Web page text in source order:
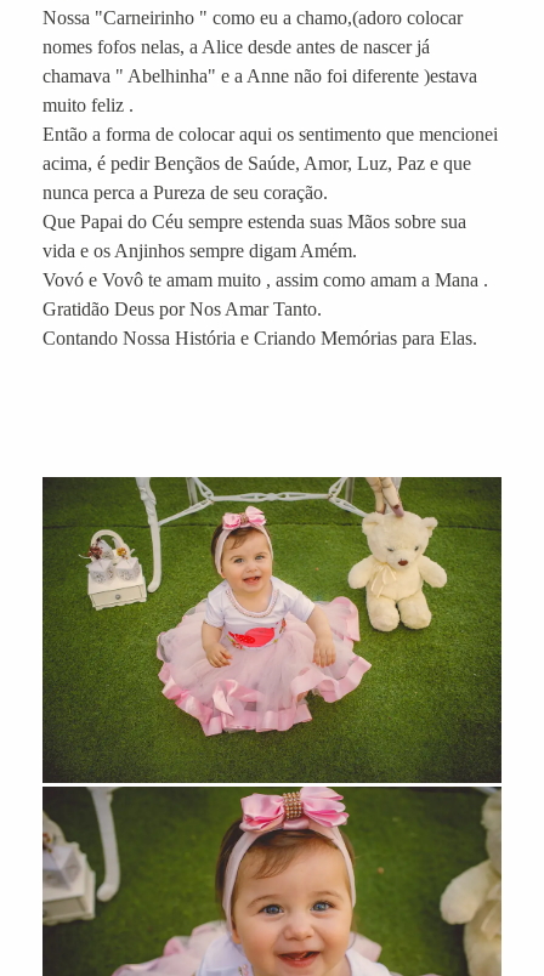
Nossa "Carneirinho " como eu a chamo,(adoro colocar
nomes fofos nelas, a Alice desde antes de nascer já
chamava " Abelhinha" e a Anne não foi diferente )estava
muito feliz .
Então a forma de colocar aqui os sentimento que mencionei
acima, é pedir Bençãos de Saúde, Amor, Luz, Paz e que
nunca perca a Pureza de seu coração.
Que Papai do Céu sempre estenda suas Mãos sobre sua
vida e os Anjinhos sempre digam Amém.
Vovó e Vovô te amam muito , assim como amam a Mana .
Gratidão Deus por Nos Amar Tanto.
Contando Nossa História e Criando Memórias para Elas.